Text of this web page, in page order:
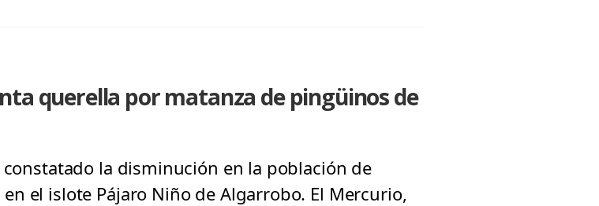
querella por matanza de pingüinos de
la disminución en la población de
el islote Pájaro Niño de Algarrobo. El Mercurio,